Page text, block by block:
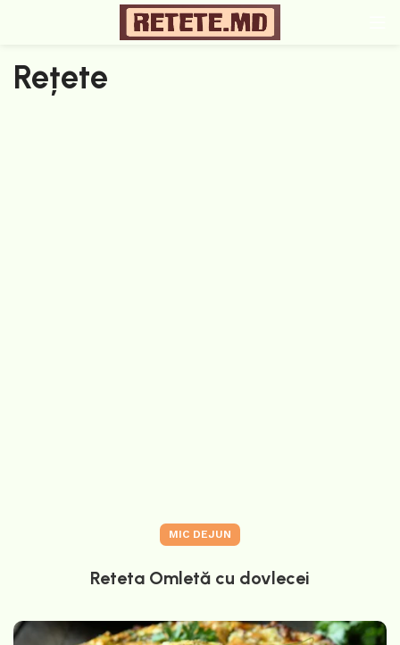
Rețete
MIC DEJUN
Reteta Omletă cu dovlecei